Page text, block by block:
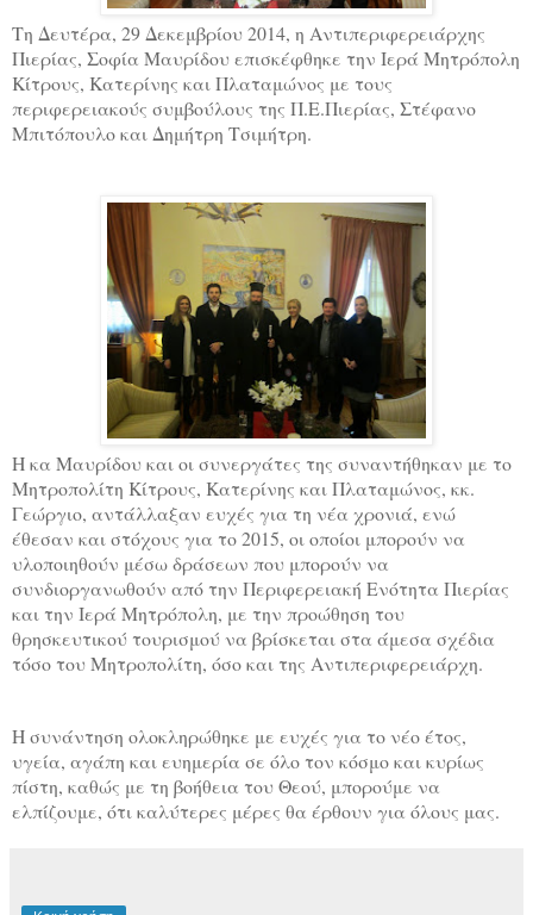
Τη Δευτέρα, 29 Δεκεμβρίου 2014, η Αντιπεριφερειάρχης
Πιερίας, Σοφία Μαυρίδου επισκέφθηκε την Ιερά Μητρόπολη
Κίτρους, Κατερίνης και Πλαταμώνος με τους
περιφερειακούς συμβούλους της Π.Ε.Πιερίας, Στέφανο
Μπιτόπουλο και Δημήτρη Τσιμήτρη.
Η κα Μαυρίδου και οι συνεργάτες της συναντήθηκαν με το
Μητροπολίτη Κίτρους, Κατερίνης και Πλαταμώνος, κκ.
Γεώργιο, αντάλλαξαν ευχές για τη νέα χρονιά, ενώ
έθεσαν και στόχους για το 2015, οι οποίοι μπορούν να
υλοποιηθούν μέσω δράσεων που μπορούν να
συνδιοργανωθούν από την Περιφερειακή Ενότητα Πιερίας
και την Ιερά Μητρόπολη, με την προώθηση του
θρησκευτικού τουρισμού να βρίσκεται στα άμεσα σχέδια
τόσο του Μητροπολίτη, όσο και της Αντιπεριφερειάρχη.
Η συνάντηση ολοκληρώθηκε με ευχές για το νέο έτος,
υγεία, αγάπη και ευημερία σε όλο τον κόσμο και κυρίως
πίστη, καθώς με τη βοήθεια του Θεού, μπορούμε να
ελπίζουμε, ότι καλύτερες μέρες θα έρθουν για όλους μας.